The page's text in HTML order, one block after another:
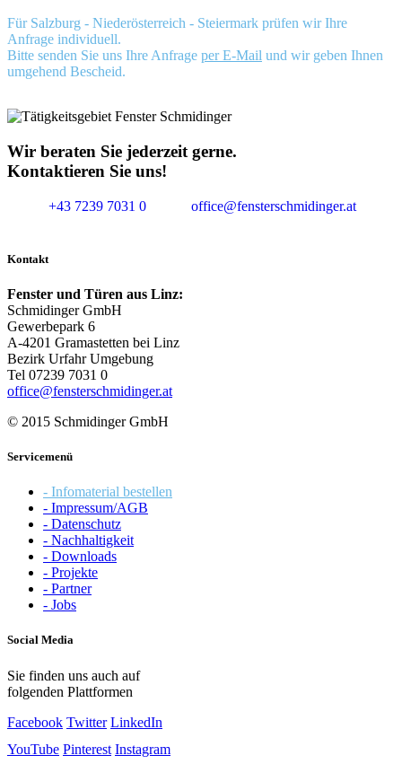
Für Salzburg - Niederösterreich - Steiermark prüfen wir Ihre
Anfrage individuell.
Bitte senden Sie uns Ihre Anfrage per E-Mail und wir geben Ihnen
umgehend Bescheid.
Wir beraten Sie jederzeit gerne.
Kontaktieren Sie uns!
+43 7239 7031 0 office@fensterschmidinger.at
Kontakt
Fenster und Türen aus Linz:
Schmidinger GmbH
Gewerbepark 6
A-4201 Gramastetten bei Linz
Bezirk Urfahr Umgebung
Tel 07239 7031 0
office@fensterschmidinger.at
© 2015 Schmidinger GmbH
Servicemenü
- Infomaterial bestellen
- Impressum/AGB
- Datenschutz
- Nachhaltigkeit
- Downloads
- Projekte
- Partner
- Jobs
Social Media
Sie finden uns auch auf
folgenden Plattformen
Facebook Twitter LinkedIn
YouTube Pinterest Instagram